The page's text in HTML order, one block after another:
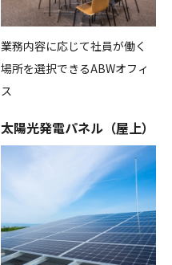
業務内容に応じて社員が働く
場所を選択できるABWオフィ
ス
太陽光発電パネル（屋上）